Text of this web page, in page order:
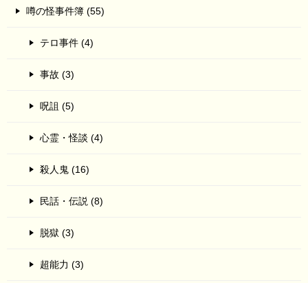
噂の怪事件簿 (55)
テロ事件 (4)
事故 (3)
呪詛 (5)
心霊・怪談 (4)
殺人鬼 (16)
民話・伝説 (8)
脱獄 (3)
超能力 (3)